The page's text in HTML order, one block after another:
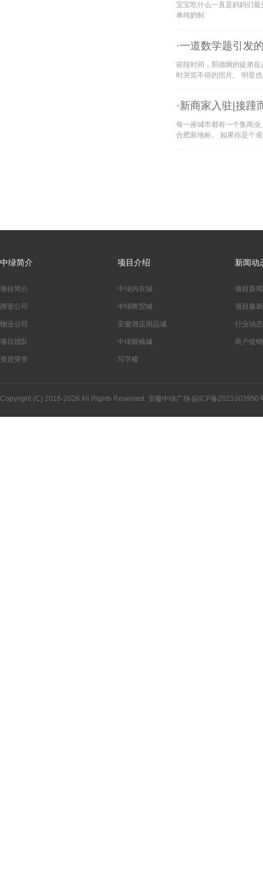
宝宝吃什么一直是妈妈们
单纯奶制
·一道数学题引发
前段时间，郭德纲的徒弟
时哭笑不得的照片。 明星
·新商家入驻|接
每一座城市都有一个集商
合肥新地标。 如果你是个
中绿简介
项目简介
商管公司
物业公司
项目团队
资质荣誉
项目介绍
中绿内衣城
中绿商贸城
安徽酒店用品城
中绿眼镜城
写字楼
新闻动
项目新闻
项目最
行业动态
商户促销
Copyright (C) 2016-2026 All Rights Reserved. 安徽中绿广场 皖ICP备2021003950